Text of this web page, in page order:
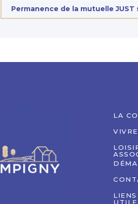
Permanence de la mutuelle
LA